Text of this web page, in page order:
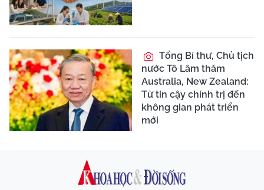
Tổng Bí thư, Chủ tịch
nước Tô Lâm thăm
Australia, New Zealand:
Từ tin cậy chính trị đến
không gian phát triển
mới